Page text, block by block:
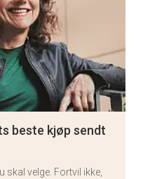
beste kjøp sendt
skal velge. Fortvil ikke,